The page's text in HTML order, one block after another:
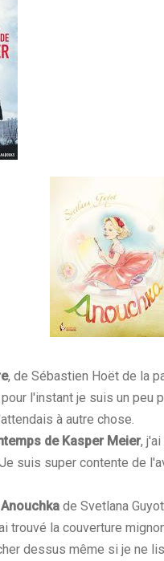
, de Sébastien Hoët de la
l'instant je suis un peu
à autre chose.
de Kasper Meier,
suis super contente de
Anouchka de Svetlana
trouvé la couverture
dessus même si je ne